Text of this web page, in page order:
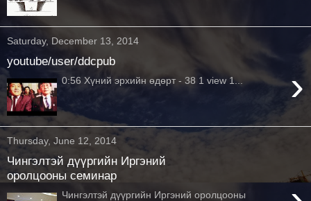
Saturday, December 13, 2014
youtube/user/ddcpub
›
0:56 Хүний эрхийн өдөрт - 38 1 view 1...
Thursday, June 12, 2014
Чингэлтэй дүүргийн Иргэний
оролцооны семинар
Чингэлтэй дүүргийн Иргэний оролцооны